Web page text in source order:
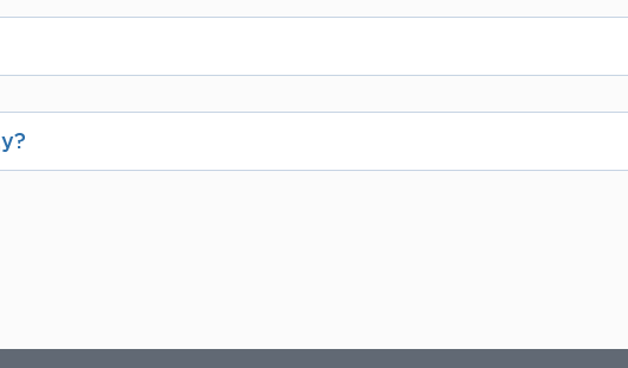
юристами. При положительном решении все
от объема, затем отправляете заказ, в
указанному на сайте или отправить заказ по